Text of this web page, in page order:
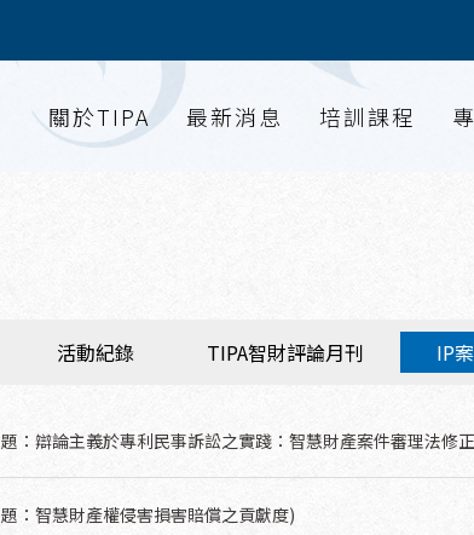
關於TIPA 最新消息 培訓課程
活動紀錄 TIPA智財評論月刊 IP
：辯論主義於專利民事訴訟之實踐：智慧財產案件審理法修
：智慧財產權侵害損害賠償之貢獻度)